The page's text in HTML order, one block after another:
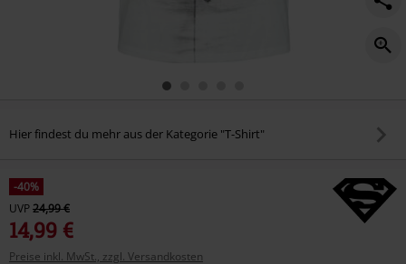
Hier findest du mehr aus der Kategorie "T-Shirt"
-40%
UVP24,99 €
14,99 €
Preise inkl. MwSt., zzgl. Versandkosten